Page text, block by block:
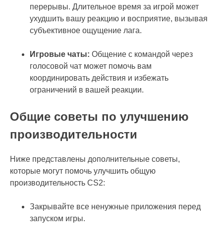
перерывы. Длительное время за игрой может
ухудшить вашу реакцию и восприятие, вызывая
субъективное ощущение лага.
Игровые чаты: Общение с командой через
голосовой чат может помочь вам
координировать действия и избежать
ограничений в вашей реакции.
Общие советы по улучшению
производительности
Ниже представлены дополнительные советы,
которые могут помочь улучшить общую
производительность CS2:
Закрывайте все ненужные приложения перед
запуском игры.